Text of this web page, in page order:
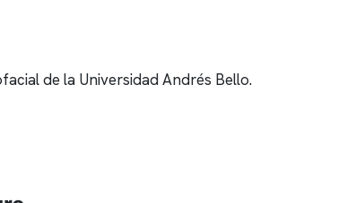
de la Universidad Andrés Bello.